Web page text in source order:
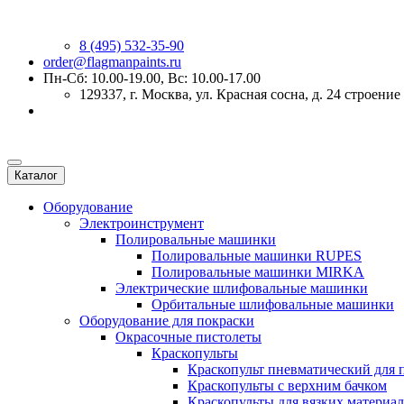
8 (495) 532-35-90
order@flagmanpaints.ru
Пн-Сб: 10.00-19.00, Вс: 10.00-17.00
129337, г. Москва, ул. Красная сосна, д. 24 строение
Каталог
Оборудование
Электроинструмент
Полировальные машинки
Полировальные машинки RUPES
Полировальные машинки MIRKA
Электрические шлифовальные машинки
Орбитальные шлифовальные машинки
Оборудование для покраски
Окрасочные пистолеты
Краскопульты
Краскопульт пневматический для
Краскопульты с верхним бачком